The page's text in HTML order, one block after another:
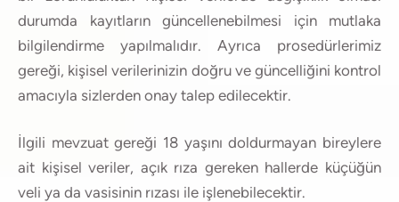
durumda kayıtların güncellenebilmesi için mutlaka
bilgilendirme yapılmalıdır. Ayrıca prosedürlerimiz
gereği, kişisel verilerinizin doğru ve güncelliğini kontrol
amacıyla sizlerden onay talep edilecektir.
İlgili mevzuat gereği 18 yaşını doldurmayan bireylere
ait kişisel veriler, açık rıza gereken hallerde küçüğün
veli ya da vasisinin rızası ile işlenebilecektir.